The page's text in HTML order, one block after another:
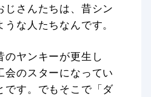
じさんたちは、昔シン
な人たちなんです。
のヤンキーが更生し
会のスターになってい
です。でもそこで「ダ